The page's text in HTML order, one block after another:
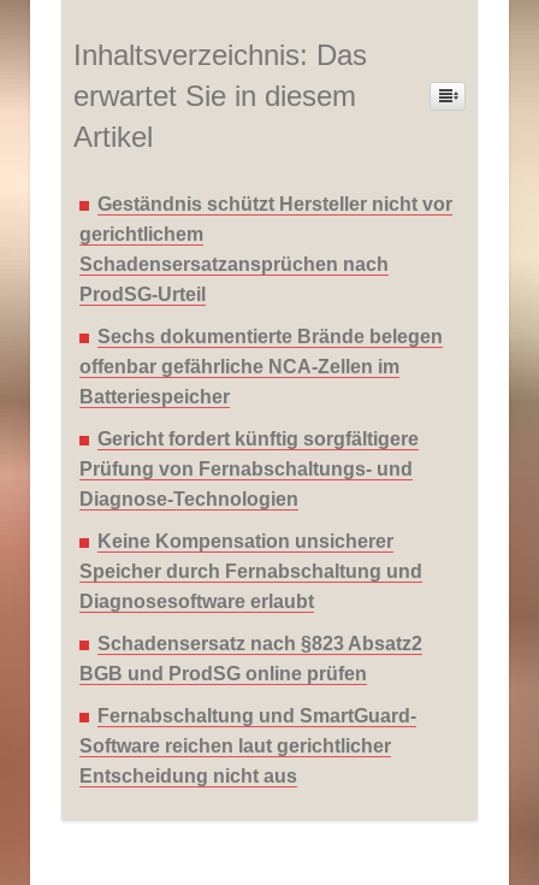
Inhaltsverzeichnis: Das
erwartet Sie in diesem
Artikel
Geständnis schützt Hersteller nicht vor
gerichtlichem
Schadensersatzansprüchen nach
ProdSG-Urteil
Sechs dokumentierte Brände belegen
offenbar gefährliche NCA-Zellen im
Batteriespeicher
Gericht fordert künftig sorgfältigere
Prüfung von Fernabschaltungs- und
Diagnose-Technologien
Keine Kompensation unsicherer
Speicher durch Fernabschaltung und
Diagnosesoftware erlaubt
Schadensersatz nach §823 Absatz2
BGB und ProdSG online prüfen
Fernabschaltung und SmartGuard-
Software reichen laut gerichtlicher
Entscheidung nicht aus